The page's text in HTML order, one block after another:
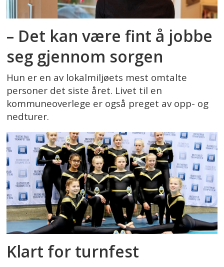
– Det kan være fint å jobbe
seg gjennom sorgen
Hun er en av lokalmiljøets mest omtalte
personer det siste året. Livet til en
kommuneoverlege er også preget av opp- og
nedturer.
Klart for turnfest